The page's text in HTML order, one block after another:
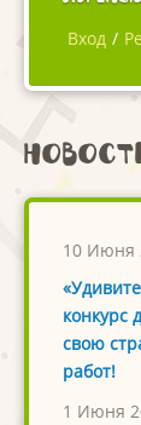
Вход /
10 Июня
конкурс
свою
работ!
1 Июня